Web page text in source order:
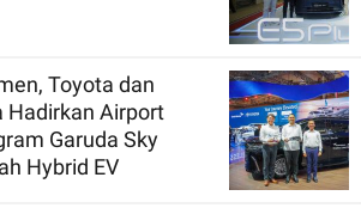
Toyota dan
Hadirkan Airport
Garuda Sky
Hybrid EV